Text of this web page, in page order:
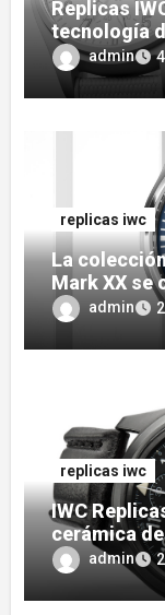
Replicas
tecnología
Ceralume
admin
replicas iwc
La
Mark XX se
variantes
admin
replicas iwc
IWC
cerámica
edición
admin